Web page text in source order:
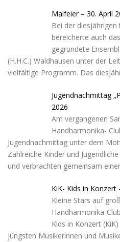
Maifeier – 30. April
Bei der
bereicherte auch
gegründete
(H.H.C.) Waldhausen unter der
vielfältige Programm. Das
Jugendnachmittag
2026
Am vergangenen
Handharmonika-
Jugendnachmittag unter dem
Zahlreiche Kinder und
und verbrachten gemeinsam
KiK- Kids in Konzert
Kleine Stars auf
Handharmonika-
Kids in Konzert
jüngsten Musikerinnen und